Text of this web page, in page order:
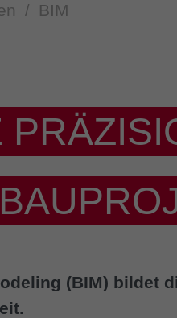
BIM
(BIM) bildet